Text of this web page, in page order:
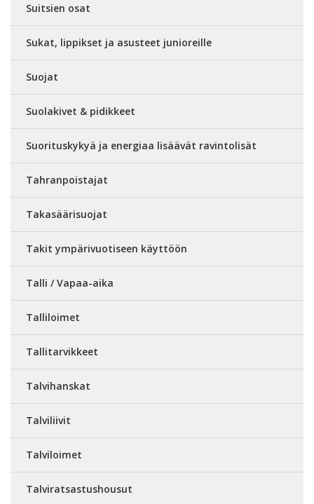
Suitsien osat
Sukat, lippikset ja asusteet junioreille
Suojat
Suolakivet & pidikkeet
Suorituskykyä ja energiaa lisäävät ravintolisät
Tahranpoistajat
Takasäärisuojat
Takit ympärivuotiseen käyttöön
Talli / Vapaa-aika
Talliloimet
Tallitarvikkeet
Talvihanskat
Talviliivit
Talviloimet
Talviratsastushousut